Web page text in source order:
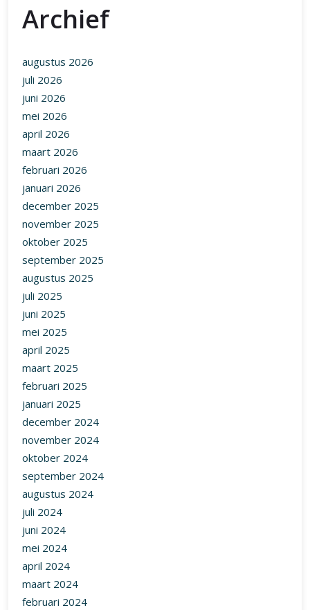
Archief
augustus 2026
juli 2026
juni 2026
mei 2026
april 2026
maart 2026
februari 2026
januari 2026
december 2025
november 2025
oktober 2025
september 2025
augustus 2025
juli 2025
juni 2025
mei 2025
april 2025
maart 2025
februari 2025
januari 2025
december 2024
november 2024
oktober 2024
september 2024
augustus 2024
juli 2024
juni 2024
mei 2024
april 2024
maart 2024
februari 2024